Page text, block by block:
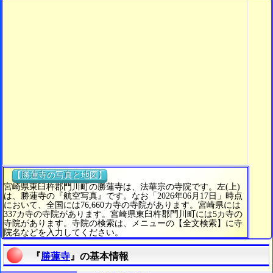
【勝蓮寺の写真と地図】
宮崎県東臼杵郡門川町の勝蓮寺は、法華宗の寺院です。左(上)
は、勝蓮寺の『航空写真』です。なお「2026年06月17日」時点
において、全国には76,660カ寺の寺院があります。宮崎県には
337カ寺の寺院があります。宮崎県東臼杵郡門川町には5カ寺の
寺院があります。寺院の検索は、メニューの【全文検索】に寺
院名などを入力してください。
『勝蓮寺 』の基本情報